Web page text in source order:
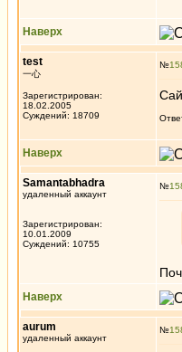
Наверх
test
一心
Зарегистрирован:
18.02.2005
Суждений: 18709
№
Наверх
Samantabhadra
удаленный аккаунт
Зарегистрирован:
10.01.2009
Суждений: 10755
№
Наверх
aurum
удаленный аккаунт
№